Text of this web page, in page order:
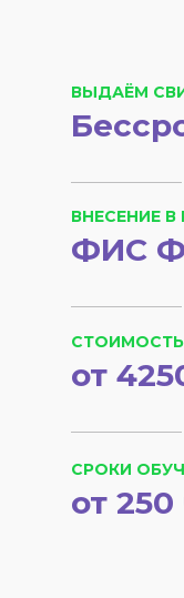
ВЫДАЁМ
ВНЕСЕНИЕ В
ФИС
СРОКИ
СТОИМОСТЬ
от
от